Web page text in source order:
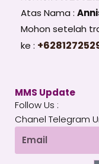
Atas Nama :
Mohon setelah
ke :
MMS Update
Follow Us :
Chanel Telegram
Email